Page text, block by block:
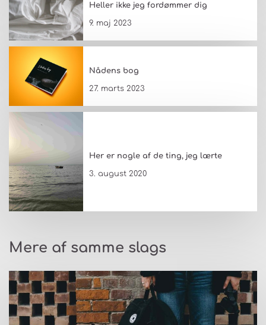
Heller ikke jeg fordømmer dig
9. maj 2023
Nådens bog
27. marts 2023
Her er nogle af de ting, jeg lærte
3. august 2020
Mere af samme slags